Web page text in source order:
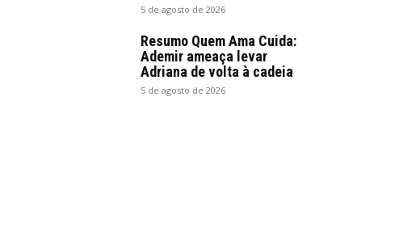
5 de agosto de 2026
Resumo Quem Ama Cuida:
Ademir ameaça levar
Adriana de volta à cadeia
5 de agosto de 2026